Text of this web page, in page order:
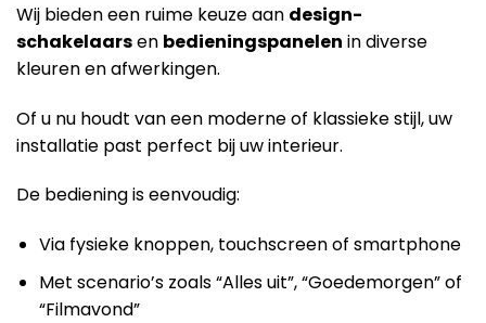
Wij bieden een ruime keuze aan design-
schakelaarsen bedieningspanelen in diverse
kleuren en afwerkingen.
Of u nu houdt van een moderne of klassieke stijl, uw
installatie past perfect bij uw interieur.
De bediening is eenvoudig:
Via fysieke knoppen, touchscreen of smartphone
Met scenario’s zoals “Alles uit”, “Goedemorgen” of
“Filmavond”